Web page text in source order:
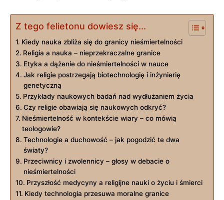
Z tego felietonu dowiesz się...
Kiedy nauka zbliża się do granicy nieśmiertelności
Religia a nauka – nieprzekraczalne granice
Etyka a dążenie do nieśmiertelności w nauce
Jak religie postrzegają biotechnologię i inżynierię
genetyczną
Przykłady naukowych badań nad wydłużaniem życia
Czy religie obawiają się naukowych odkryć?
Nieśmiertelność w kontekście wiary – co mówią
teologowie?
Technologie a duchowość – jak pogodzić te dwa
światy?
Przeciwnicy i zwolennicy – głosy w debacie o
nieśmiertelności
Przyszłość medycyny a religijne nauki o życiu i śmierci
Kiedy technologia przesuwa moralne granice